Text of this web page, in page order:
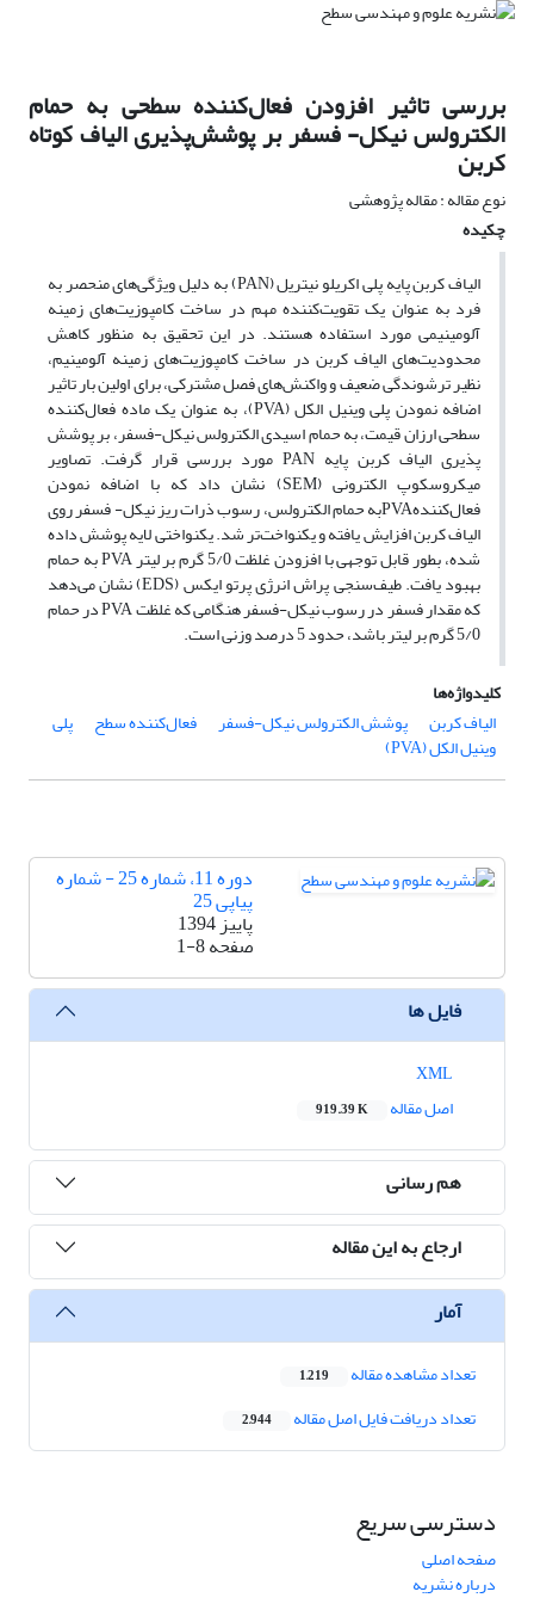
بررسی تاثیر افزودن فعال‌کننده سطحی به حمام
الکترولس نیکل- فسفر بر پوشش‌پذیری الیاف کوتاه
کربن
نوع مقاله : مقاله پژوهشی
چکیده
الیاف کربن پایه پلی اکریلو نیتریل (PAN) به دلیل ویژگی‌های منحصر به
فرد به عنوان یک تقویت‌کننده مهم در ساخت کامپوزیت‌های زمینه
آلومینیمی مورد استفاده هستند. در این تحقیق به منظور کاهش
محدودیت‌های الیاف کربن در ساخت کامپوزیت‌های زمینه آلومینیم،
نظیر ترشوندگی ضعیف و واکنش‌های فصل مشترکی، برای اولین بار تاثیر
اضافه نمودن پلی وینیل الکل (PVA)، به عنوان یک ماده فعال‌کننده
سطحی ارزان قیمت، به حمام اسیدی الکترولس نیکل-فسفر، بر پوشش
پذیری الیاف کربن پایه PAN مورد بررسی قرار گرفت. تصاویر
میکروسکوپ الکترونی (SEM) نشان داد که با اضافه نمودن
فعال‌کنندهPVAبه حمام الکترولس، رسوب ذرات ریز نیکل- فسفر روی
الیاف کربن افزایش یافته و یکنواخت‌تر شد. یکنواختی لایه پوشش داده
شده، بطور قابل توجهی با افزودن غلظت 5/0 گرم بر لیتر PVA به حمام
بهبود یافت. طیف‌سنجی پراش انرژی پرتو ایکس (EDS) نشان می‌دهد
که مقدار فسفر در رسوب نیکل-فسفر هنگامی که غلظت PVA در حمام
5/0 گرم بر لیتر باشد، حدود 5 درصد وزنی است.
کلیدواژه‌ها
الیاف کربن
پوشش الکترولس نیکل-فسفر فعال‌کننده سطح پلی
وینیل الکل (PVA)
دوره 11، شماره 25 - شماره
پیاپی 25
پاییز 1394
صفحه1-8
فایل ها
اصل مقاله
919.39 K
هم رسانی
ارجاع به این مقاله
آمار
تعداد مشاهده مقاله 1,219
تعداد دریافت فایل اصل مقاله 2,944
دسترسی سریع
صفحه اصلی
درباره نشریه